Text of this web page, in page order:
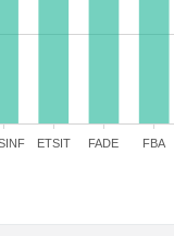
ETSIT FADE FBA